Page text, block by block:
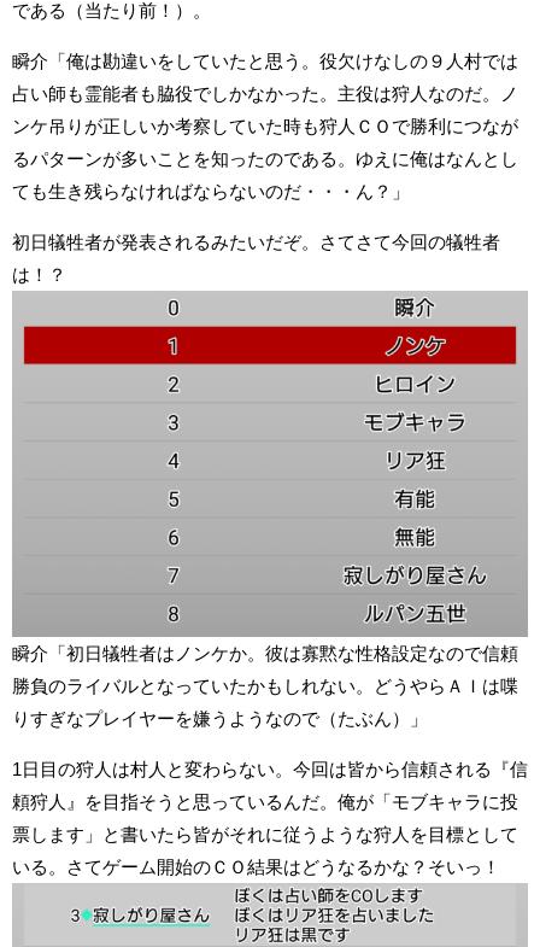
である（当たり前！）。
瞬介「俺は勘違いをしていたと思う。役欠けなしの９人村では
占い師も霊能者も脇役でしかなかった。主役は狩人なのだ。ノ
ンケ吊りが正しいか考察していた時も狩人ＣＯで勝利につなが
るパターンが多いことを知ったのである。ゆえに俺はなんとし
ても生き残らなければならないのだ・・・ん？」
初日犠牲者が発表されるみたいだぞ。さてさて今回の犠牲者
は！？
瞬介「初日犠牲者はノンケか。彼は寡黙な性格設定なので信頼
勝負のライバルとなっていたかもしれない。どうやらＡＩは喋
りすぎなプレイヤーを嫌うようなので（たぶん）」
1日目の狩人は村人と変わらない。今回は皆から信頼される『信
頼狩人』を目指そうと思っているんだ。俺が「モブキャラに投
票します」と書いたら皆がそれに従うような狩人を目標として
いる。さてゲーム開始のＣＯ結果はどうなるかな？そいっ！